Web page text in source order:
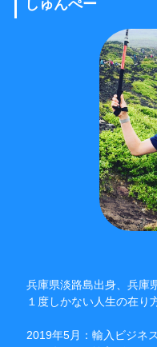
しゅんぺー
兵庫県淡路島出身、兵庫
１度しかない人生の在り
2019年5月：輸入ビジネ